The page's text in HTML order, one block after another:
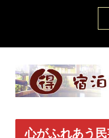
心がふれあう